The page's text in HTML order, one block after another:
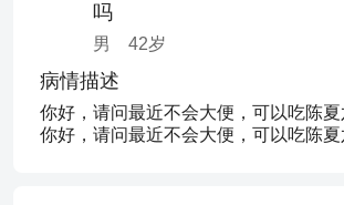
吗
男 42岁
病情描述
你好，请问最近不会大便，可以吃陈夏
你好，请问最近不会大便，可以吃陈